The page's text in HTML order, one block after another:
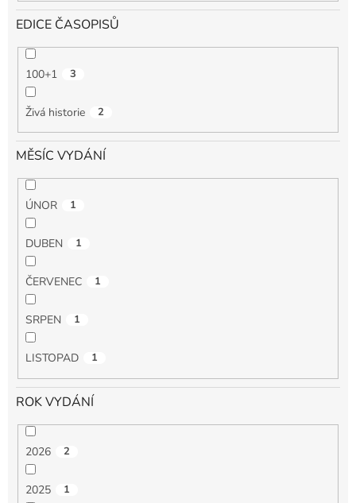
EDICE ČASOPISŮ
100+1 3
Živá historie 2
MĚSÍC VYDÁNÍ
ÚNOR 1
DUBEN 1
ČERVENEC 1
SRPEN 1
LISTOPAD 1
ROK VYDÁNÍ
2026 2
2025 1